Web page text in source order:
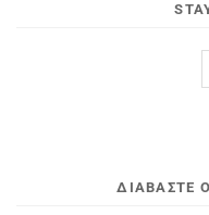
ΔΙΑΒΆΣΤΕ